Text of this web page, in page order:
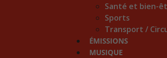
Santé et bien-
Sports
Transport /
ÉMISSIONS
MUSIQUE